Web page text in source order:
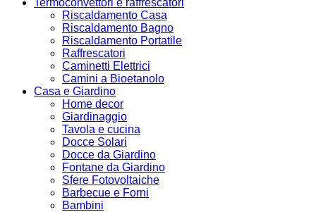
Termoconvettori e raffrescatori
Riscaldamento Casa
Riscaldamento Bagno
Riscaldamento Portatile
Raffrescatori
Caminetti Elettrici
Camini a Bioetanolo
Casa e Giardino
Home decor
Giardinaggio
Tavola e cucina
Docce Solari
Docce da Giardino
Fontane da Giardino
Sfere Fotovoltaiche
Barbecue e Forni
Bambini